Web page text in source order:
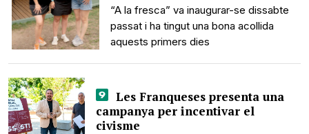
“A la fresca” va inaugurar-se dissabte
passat i ha tingut una bona acollida
aquests primers dies
Les Franqueses presenta una
campanya per incentivar el
civisme